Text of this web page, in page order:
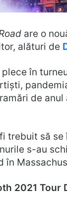
are o
alături de
în
de
trebuit să se
s-au
în
2021 Tour